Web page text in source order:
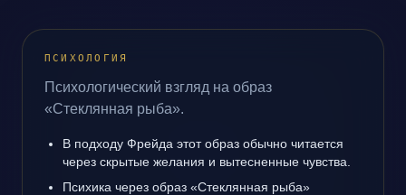
ПСИХОЛОГИЯ
Психологический взгляд на образ
«Стеклянная рыба».
В подходу Фрейда этот образ обычно читается
через скрытые желания и вытесненные чувства.
Психика через образ «Стеклянная рыба»